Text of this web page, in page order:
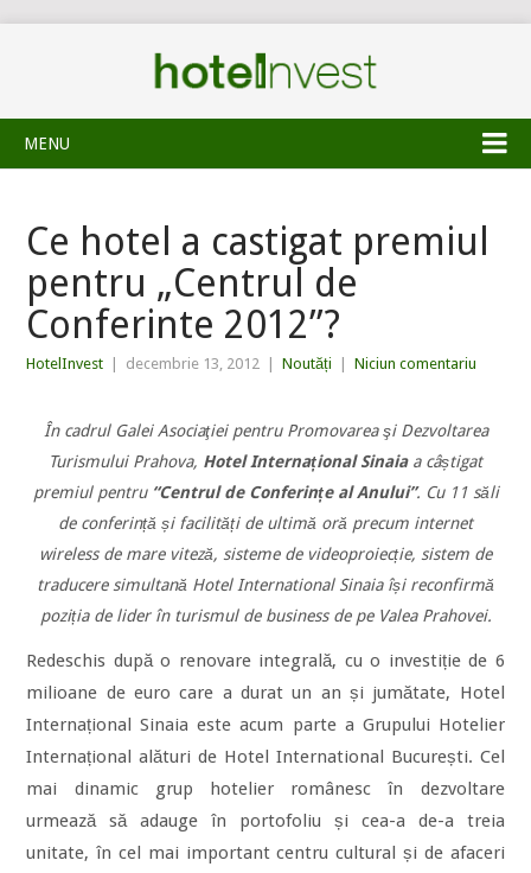
MENU
Ce hotel a castigat premiul
pentru „Centrul de
Conferinte 2012”?
HotelInvest decembrie 13, 2012 Noutăți Niciun comentariu
În cadrul Galei Asociaţiei pentru Promovarea şi Dezvoltarea
Turismului Prahova, Hotel Internațional Sinaiaa câștigat
premiul pentru “Centrul de Conferințe al Anului”. Cu 11 săli
de conferință și facilități de ultimă oră precum internet
wireless de mare viteză, sisteme de videoproiecție, sistem de
traducere simultană Hotel International Sinaia își reconfirmă
poziția de lider în turismul de business de pe Valea Prahovei.
Redeschis după o renovare integrală, cu o investiție de 6
milioane de euro care a durat un an și jumătate, Hotel
Internațional Sinaia este acum parte a Grupului Hotelier
Internațional alături de Hotel International București. Cel
mai dinamic grup hotelier românesc în dezvoltare
urmează să adauge în portofoliu și cea-a de-a treia
unitate, în cel mai important centru cultural și de afaceri